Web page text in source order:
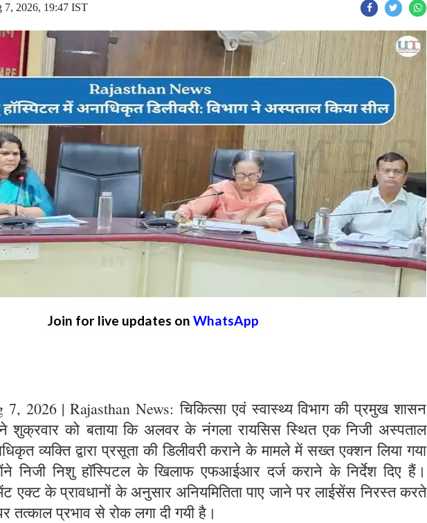
7, 2026, 19:47 IST
Join for live updates on WhatsApp
2026 | Rajasthan News: चिकित्सा एवं स्वास्थ्य विभाग की प्रमुख शासन
ने शुक्रवार को बताया कि अलवर के नंगला रायसिस स्थित एक निजी अस्पताल
व्यक्ति द्वारा प्रसूता की डिलीवरी कराने के मामले में सख्त एक्शन लिया गया
निजी निशु हॉस्पिटल के खिलाफ एफआईआर दर्ज कराने के निर्देश दिए हैं।
एक्ट के प्रावधानों के अनुसार अनियमितिता पाए जाने पर लाईसेंस निरस्त करते
तत्काल प्रभाव से रोक लगा दी गयी है।